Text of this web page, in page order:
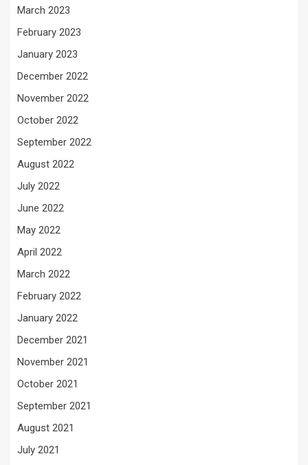
March 2023
February 2023
January 2023
December 2022
November 2022
October 2022
September 2022
August 2022
July 2022
June 2022
May 2022
April 2022
March 2022
February 2022
January 2022
December 2021
November 2021
October 2021
September 2021
August 2021
July 2021